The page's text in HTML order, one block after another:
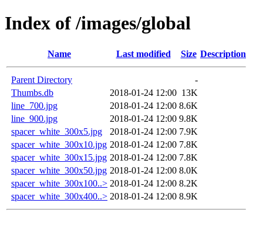
Index of /images/global
Name Last modified Size Description
Parent Directory
-
Thumbs.db
2018-01-24 12:00 13K
line_700.jpg
2018-01-24 12:00 8.6K
line_900.jpg
2018-01-24 12:00 9.8K
spacer_white_300x5.jpg
2018-01-24 12:00 7.9K
spacer_white_300x10.jpg 2018-01-24 12:00 7.8K
spacer_white_300x15.jpg 2018-01-24 12:00 7.8K
spacer_white_300x50.jpg 2018-01-24 12:00 8.0K
spacer_white_300x100..> 2018-01-24 12:00 8.2K
spacer_white_300x400..> 2018-01-24 12:00 8.9K